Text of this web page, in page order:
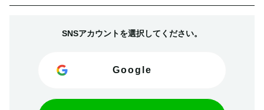
SNSアカウントを選択してください。
Google